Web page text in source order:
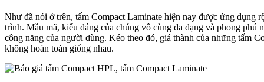
Như đã nói ở trên, tấm Compact Laminate hiện nay được ứng dụng
trình. Mẫu mã, kiểu dáng của chúng vô cùng đa dạng và phong phú
công năng của người dùng. Kéo theo đó, giá thành của những tấm
không hoàn toàn giống nhau.